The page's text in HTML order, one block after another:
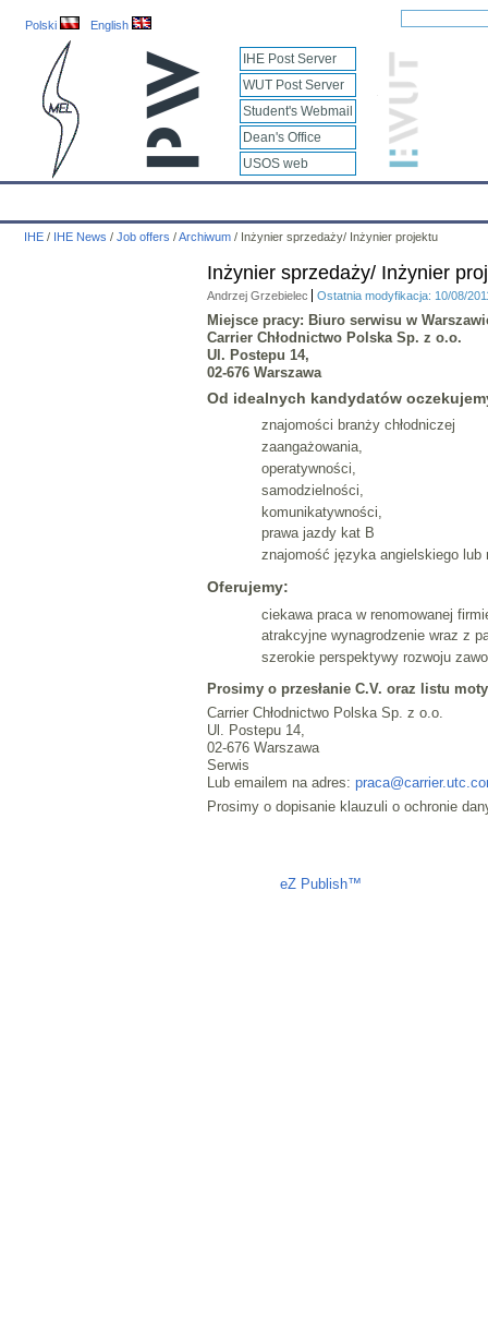
Polski English
IHE Post Server
WUT Post Server
Student's Webmail
Dean's Office
USOS web
IHE / IHE News / Job offers /Archiwum / Inżynier sprzedaży/ Inżynier projektu
Inżynier sprzedaży/ Inżynier
Andrzej Grzebielec Ostatnia modyfikacja: 10/08/
Miejsce pracy: Biuro serwisu w
Carrier Chłodnictwo Polska Sp. z o.o.
Ul. Postepu 14,
02-676 Warszawa
Od idealnych kandydatów
znajomości branży chłodniczej
zaangażowania,
operatywności,
samodzielności,
komunikatywności,
prawa jazdy kat B
znajomość języka angielskiego
Oferujemy:
ciekawa praca w renomowanej
atrakcyjne wynagrodzenie wraz z
szerokie perspektywy rozwoju
Prosimy o przesłanie C.V. oraz listu
Carrier Chłodnictwo Polska Sp. z o.o.
Ul. Postepu 14,
02-676 Warszawa
Serwis
Lub emailem na adres:
Prosimy o dopisanie klauzuli o ochronie
eZ Publish™